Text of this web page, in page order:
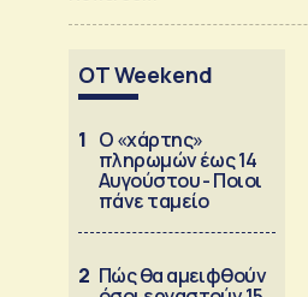
OT Weekend
1 Ο «χάρτης»
πληρωμών έως 14
Αυγούστου - Ποιοι
πάνε ταμείο
2 Πώς θα αμειφθούν